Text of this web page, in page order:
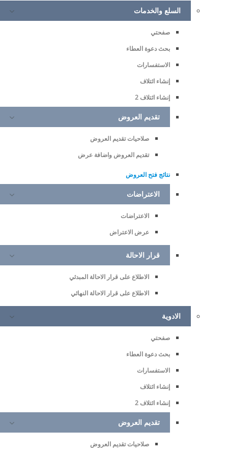
السلع والخدمات
صفحتي
بحث دعوة العطاء
الاستفسارات
إنشاء ائتلاف
إنشاء ائتلاف 2
تقديم العروض
صلاحيات تقديم العروض
تقديم العروض واضافة عرض
نتائج فتح العروض
الاعتراضات
الاعتراضات
عرض الاعتراض
قرار الاحالة
الاطلاع على قرار الاحالة المبدئي
الاطلاع على قرار الاحالة النهائي
الادوية
صفحتي
بحث دعوة العطاء
الاستفسارات
إنشاء ائتلاف
إنشاء ائتلاف 2
تقديم العروض
صلاحيات تقديم العروض